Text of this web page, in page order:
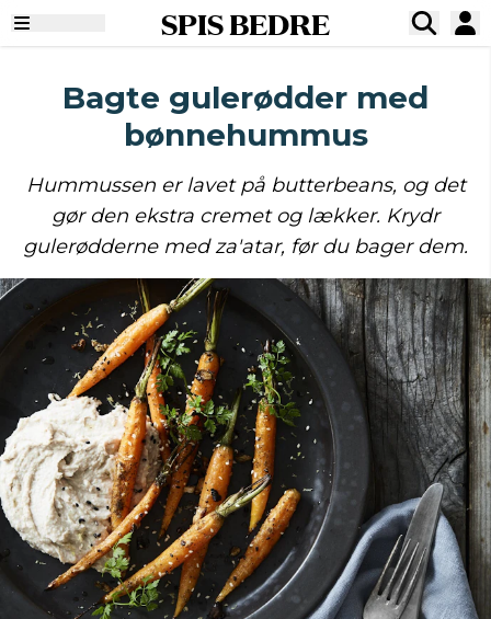
SPIS BEDRE
Bagte gulerødder med
bønnehummus
Hummussen er lavet på butterbeans, og det
gør den ekstra cremet og lækker. Krydr
gulerødderne med za'atar, før du bager dem.